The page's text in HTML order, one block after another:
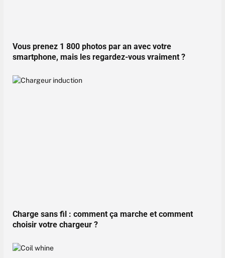
Vous prenez 1 800 photos par an avec votre
smartphone, mais les regardez-vous vraiment ?
Charge sans fil : comment ça marche et comment
choisir votre chargeur ?